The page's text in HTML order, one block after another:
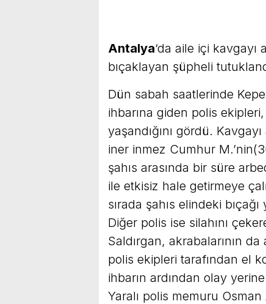
Antalya‘da aile içi kavgayı
bıçaklayan şüpheli
Dün sabah saatlerinde
ihbarına giden polis
yaşandığını gördü.
iner inmez Cumhur
şahıs arasında bir süre
ile etkisiz hale getirmeye
sırada şahıs elindeki
Diğer polis ise silahını
Saldırgan, akrabalarının
polis ekipleri tarafından el
ihbarın ardından olay
Yaralı polis memuru